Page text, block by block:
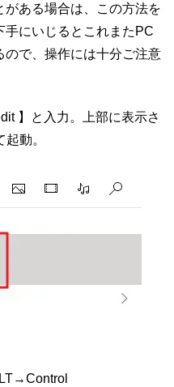
がある場合は、この方法を
にいじるとこれまたPC
ので、操作には十分ご注意
】と入力。上部に表示さ
動。